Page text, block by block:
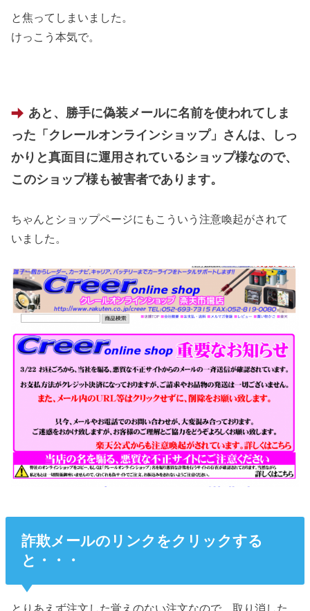
と焦ってしまいました。
けっこう本気で。
あと、勝手に偽装メールに名前を使われてしま
った「クレールオンラインショップ」さんは、しっ
かりと真面目に運用されているショップ様なので、
このショップ様も被害者であります。
ちゃんとショップページにもこういう注意喚起がされて
いました。
詐欺メールのリンクをクリックする
と・・・
とりあえず注文した覚えのない注文なので、取り消した